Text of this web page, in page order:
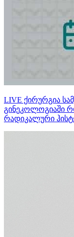
LIVE ქირურგია
გინეკოლოგიაში
რადიკალური